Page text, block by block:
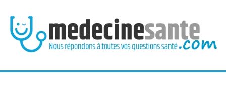
contenu